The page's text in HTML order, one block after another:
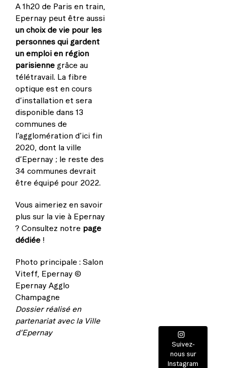
A 1h20 de Paris en train,
Epernay peut être aussi
un choix de vie pour les
personnes qui gardent
un emploi en région
parisienne grâce au
télétravail. La fibre
optique est en cours
d’installation et sera
disponible dans 13
communes de
l’agglomération d’ici fin
2020, dont la ville
d’Epernay ; le reste des
34 communes devrait
être équipé pour 2022.
Vous aimeriez en savoir
plus sur la vie à Epernay
? Consultez notre page
dédiée !
Photo principale : Salon
Viteff, Epernay ©
Epernay Agglo
Champagne
Dossier réalisé en
partenariat avec la Ville
d’Epernay
Suivez-
nous sur
Instagram